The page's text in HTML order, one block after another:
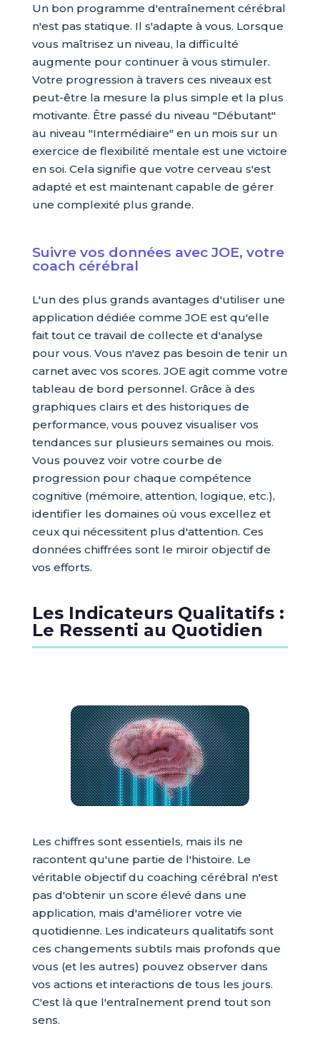
Un bon programme d'entraînement cérébral
n'est pas statique. Il s'adapte à vous. Lorsque
vous maîtrisez un niveau, la difficulté
augmente pour continuer à vous stimuler.
Votre progression à travers ces niveaux est
peut-être la mesure la plus simple et la plus
motivante. Être passé du niveau "Débutant"
au niveau "Intermédiaire" en un mois sur un
exercice de flexibilité mentale est une victoire
en soi. Cela signifie que votre cerveau s'est
adapté et est maintenant capable de gérer
une complexité plus grande.
Suivre vos données avec JOE, votre
coach cérébral
L'un des plus grands avantages d'utiliser une
application dédiée comme JOE est qu'elle
fait tout ce travail de collecte et d'analyse
pour vous. Vous n'avez pas besoin de tenir un
carnet avec vos scores. JOE agit comme votre
tableau de bord personnel. Grâce à des
graphiques clairs et des historiques de
performance, vous pouvez visualiser vos
tendances sur plusieurs semaines ou mois.
Vous pouvez voir votre courbe de
progression pour chaque compétence
cognitive (mémoire, attention, logique, etc.),
identifier les domaines où vous excellez et
ceux qui nécessitent plus d'attention. Ces
données chiffrées sont le miroir objectif de
vos efforts.
Les Indicateurs Qualitatifs :
Le Ressenti au Quotidien
Les chiffres sont essentiels, mais ils ne
racontent qu'une partie de l'histoire. Le
véritable objectif du coaching cérébral n'est
pas d'obtenir un score élevé dans une
application, mais d'améliorer votre vie
quotidienne. Les indicateurs qualitatifs sont
ces changements subtils mais profonds que
vous (et les autres) pouvez observer dans
vos actions et interactions de tous les jours.
C'est là que l'entraînement prend tout son
sens.